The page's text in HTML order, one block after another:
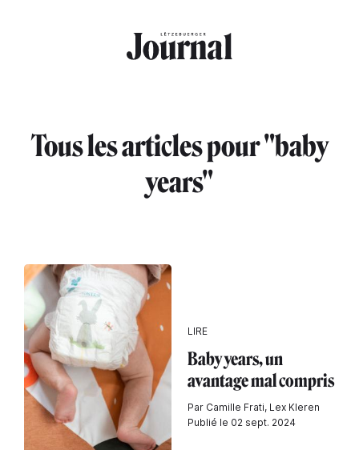
Tous les articles pour "baby
years"
LIRE
Baby years, un
avantage mal compris
Par Camille Frati, Lex Kleren
Publié le 02 sept. 2024